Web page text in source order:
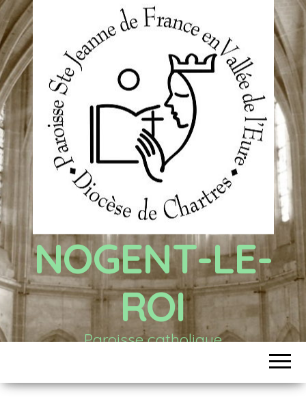
NOGENT-LE-
ROI
Paroisse catholique